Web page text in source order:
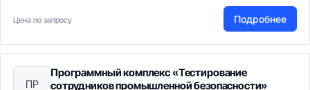
Цена по запросу Подробнее
ПР
Программный комплекс «Тестирование
сотрудников промышленной безопасности»